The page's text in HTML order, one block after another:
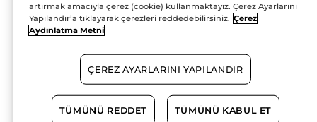
YOL TARİFİ
Çalışma Saatleri
artırmak amacıyla çerez (cookie) kullanmaktayız. Çerez Ayarlarını
Yapılandır’a tıklayarak çerezleri reddedebilirsiniz. Çerez
Aydınlatma Metni
ÇEREZ AYARLARINI YAPILANDIR
TÜMÜNÜ REDDET TÜMÜNÜ KABUL ET